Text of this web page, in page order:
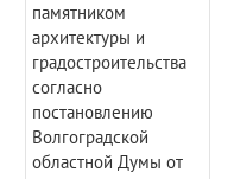
памятником
архитектуры и
градостроительства
согласно
постановлению
Волгоградской
областной Думы от